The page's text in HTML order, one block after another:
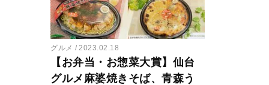
グルメ 2023.02.18
【お弁当・お惣菜大賞】仙台
グルメ麻婆焼きそば、青森う